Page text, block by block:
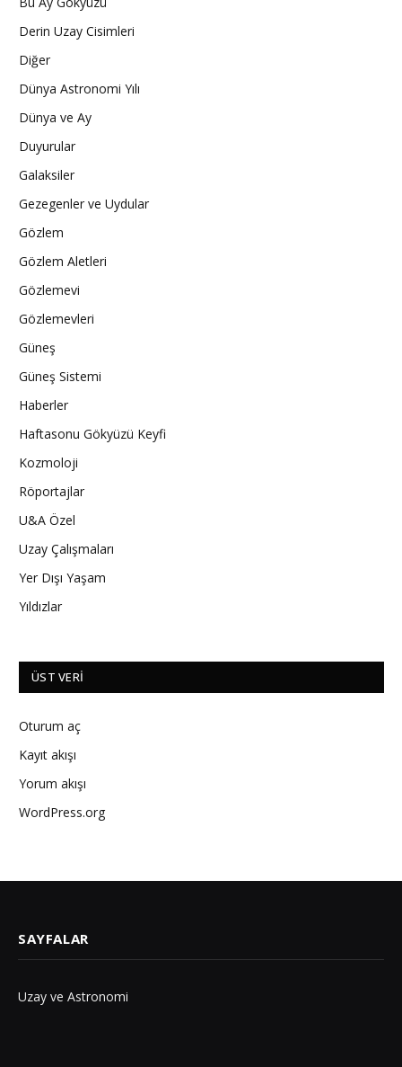
Derin Uzay Cisimleri
Diğer
Dünya Astronomi Yılı
Dünya ve Ay
Duyurular
Galaksiler
Gezegenler ve Uydular
Gözlem
Gözlem Aletleri
Gözlemevi
Gözlemevleri
Güneş
Güneş Sistemi
Haberler
Haftasonu Gökyüzü Keyfi
Kozmoloji
Röportajlar
U&A Özel
Uzay Çalışmaları
Yer Dışı Yaşam
Yıldızlar
ÜST VERI
Oturum aç
Kayıt akışı
Yorum akışı
WordPress.org
SAYFALAR
Uzay ve Astronomi